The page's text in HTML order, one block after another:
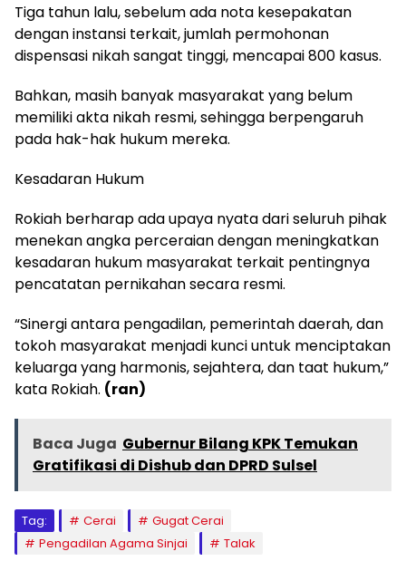
Tiga tahun lalu, sebelum ada nota kesepakatan
dengan instansi terkait, jumlah permohonan
dispensasi nikah sangat tinggi, mencapai 800 kasus.
Bahkan, masih banyak masyarakat yang belum
memiliki akta nikah resmi, sehingga berpengaruh
pada hak-hak hukum mereka.
Kesadaran Hukum
Rokiah berharap ada upaya nyata dari seluruh pihak
menekan angka perceraian dengan meningkatkan
kesadaran hukum masyarakat terkait pentingnya
pencatatan pernikahan secara resmi.
“Sinergi antara pengadilan, pemerintah daerah, dan
tokoh masyarakat menjadi kunci untuk menciptakan
keluarga yang harmonis, sejahtera, dan taat hukum,”
kata Rokiah. (ran)
Baca Juga Gubernur Bilang KPK Temukan
Gratifikasi di Dishub dan DPRD Sulsel
Tag: Cerai
Gugat Cerai
Pengadilan Agama Sinjai
Talak